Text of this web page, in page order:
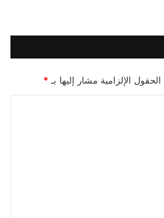
الحقول الإلزامية مشار إليها بـ *